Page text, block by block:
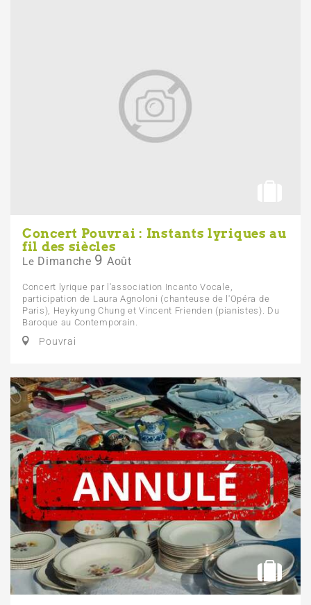
Concert Pouvrai : Instants lyriques au
fil des siècles
Le Dimanche 9 Août
Concert lyrique par l'association Incanto Vocale,
participation de Laura Agnoloni (chanteuse de l'Opéra de
Paris), Heykyung Chung et Vincent Frienden (pianistes). Du
Baroque au Contemporain.
Pouvrai